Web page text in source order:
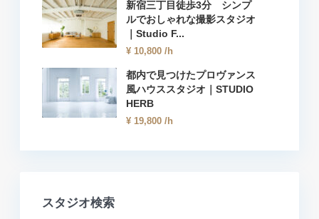
新宿三丁目徒歩3分 シンプ
ルでおしゃれな撮影スタジオ
｜Studio F...
¥ 10,800 /h
都内で見つけたプロヴァンス
風ハウススタジオ｜STUDIO
HERB
¥ 19,800 /h
スタジオ検索